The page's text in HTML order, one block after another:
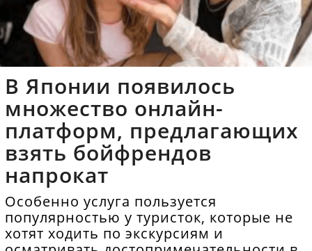
В Японии появилось
множество онлайн-
платформ, предлагающих
взять бойфрендов
напрокат
Особенно услуга пользуется
популярностью у туристок, которые не
хотят ходить по экскурсиям и